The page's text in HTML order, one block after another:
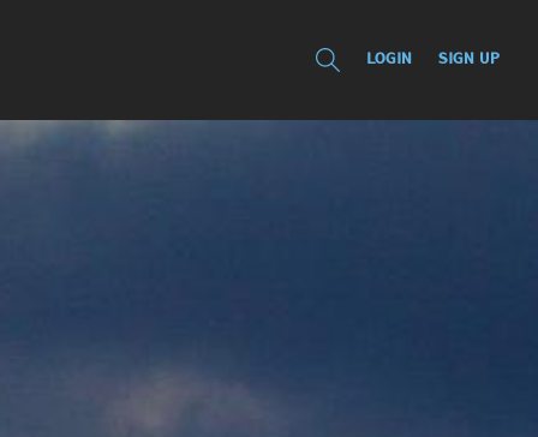
LOGIN SIGN UP